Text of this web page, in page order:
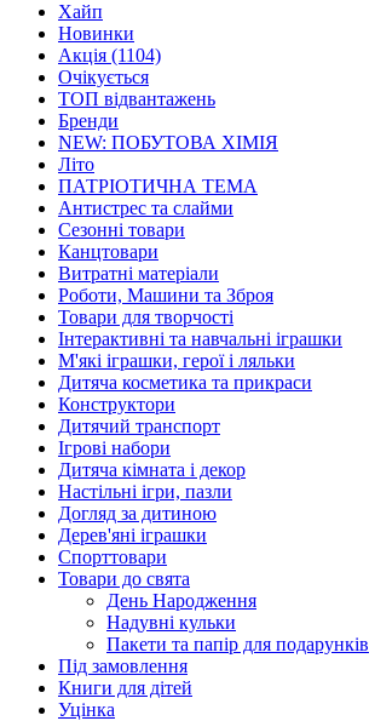
Хайп
Новинки
Акція (1104)
Очікується
ТОП відвантажень
Бренди
NEW: ПОБУТОВА ХІМІЯ
Літо
ПАТРІОТИЧНА ТЕМА
Антистрес та слайми
Сезонні товари
Канцтовари
Витратні матеріали
Роботи, Машини та Зброя
Товари для творчості
Інтерактивні та навчальні іграшки
М'які іграшки, герої і ляльки
Дитяча косметика та прикраси
Конструктори
Дитячий транспорт
Ігрові набори
Дитяча кімната і декор
Настільні ігри, пазли
Догляд за дитиною
Дерев'яні іграшки
Спорттовари
Товари до свята
День Народження
Надувні кульки
Пакети та папір для подарунків
Під замовлення
Книги для дітей
Уцінка